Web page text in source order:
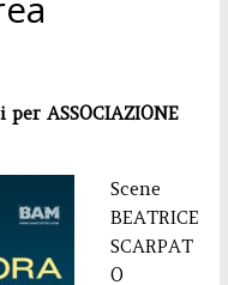
ASSOCIAZIONE
Scene
BEATRICE
SCARPAT
O